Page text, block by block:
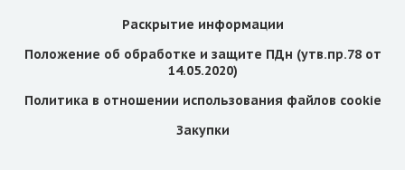
Раскрытие информации
Положение об обработке и защите ПДн (утв.пр.78 от
14.05.2020)
Политика в отношении использования файлов cookie
Закупки